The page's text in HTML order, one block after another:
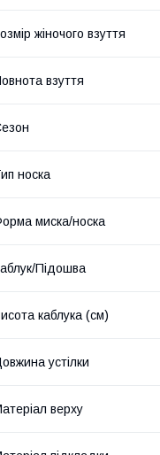
жіночого взуття
взуття
носка
миска/носка
Підошва
каблука (см)
устілки
верху